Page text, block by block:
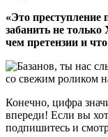
«Это
забанить не
чем претензии и
Конечно, цифра
впереди! Если вы
подпишитесь и